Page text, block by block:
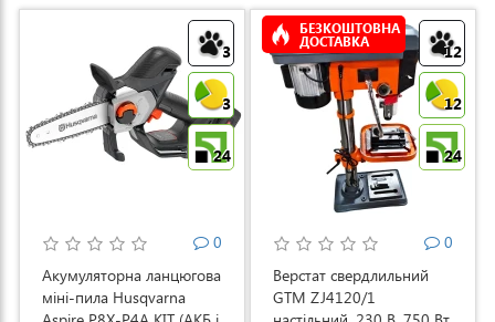
3
3
24
0
Акумуляторна ланцюгова
міні-пила Husqvarna
12
12
24
БЕЗКОШТОВНА
ДОСТАВКА
0
Верстат свердлильний
GTM ZJ4120/1